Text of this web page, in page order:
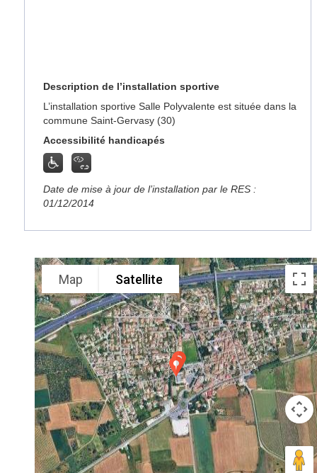
Description de l’installation sportive
L’installation sportive Salle Polyvalente est située dans la
commune Saint-Gervasy (30)
Accessibilité handicapés
Date de mise à jour de l’installation par le RES :
01/12/2014
Map Satellite